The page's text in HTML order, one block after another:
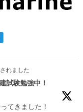
れました
試験勉強中！
てきました！